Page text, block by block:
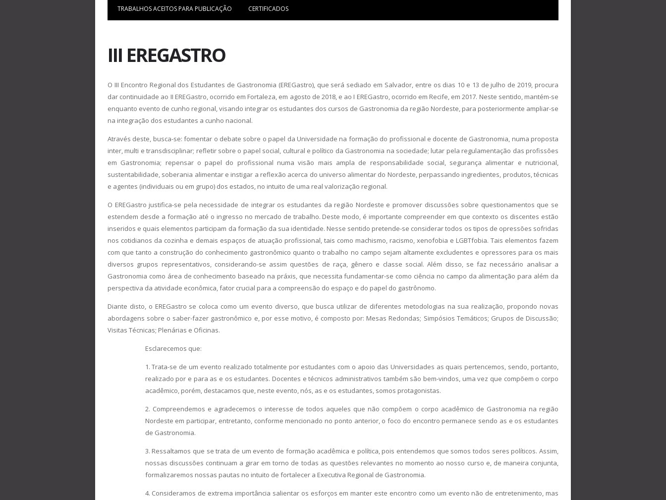
TRABALHOS ACEITOS PARA PUBLICAÇÃO CERTIFICADOS
III EREGASTRO
O III Encontro Regional dos Estudantes de Gastronomia (EREGastro), que será sediado em Salvador, entre os dias 10 e 13 de julho de 2019, procura
dar continuidade ao II EREGastro, ocorrido em Fortaleza, em agosto de 2018, e ao I EREGastro, ocorrido em Recife, em 2017. Neste sentido, mantém-se
enquanto evento de cunho regional, visando integrar os estudantes dos cursos de Gastronomia da região Nordeste, para posteriormente ampliar-se
na integração dos estudantes a cunho nacional.
Através deste, busca-se: fomentar o debate sobre o papel da Universidade na formação do profissional e docente de Gastronomia, numa proposta
inter, multi e transdisciplinar; refletir sobre o papel social, cultural e político da Gastronomia na sociedade; lutar pela regulamentação das profissões
em Gastronomia; repensar o papel do profissional numa visão mais ampla de responsabilidade social, segurança alimentar e nutricional,
sustentabilidade, soberania alimentar e instigar a reflexão acerca do universo alimentar do Nordeste, perpassando ingredientes, produtos, técnicas
e agentes (individuais ou em grupo) dos estados, no intuito de uma real valorização regional.
O EREGastro justifica-se pela necessidade de integrar os estudantes da região Nordeste e promover discussões sobre questionamentos que se
estendem desde a formação até o ingresso no mercado de trabalho. Deste modo, é importante compreender em que contexto os discentes estão
inseridos e quais elementos participam da formação da sua identidade. Nesse sentido pretende-se considerar todos os tipos de opressões sofridas
nos cotidianos da cozinha e demais espaços de atuação profissional, tais como machismo, racismo, xenofobia e LGBTfobia. Tais elementos fazem
com que tanto a construção do conhecimento gastronômico quanto o trabalho no campo sejam altamente excludentes e opressores para os mais
diversos grupos representativos, considerando-se assim questões de raça, gênero e classe social. Além disso, se faz necessário analisar a
Gastronomia como área de conhecimento baseado na práxis, que necessita fundamentar-se como ciência no campo da alimentação para além da
perspectiva da atividade econômica, fator crucial para a compreensão do espaço e do papel do gastrônomo.
Diante disto, o EREGastro se coloca como um evento diverso, que busca utilizar de diferentes metodologias na sua realização, propondo novas
abordagens sobre o saber-fazer gastronômico e, por esse motivo, é composto por: Mesas Redondas; Simpósios Temáticos; Grupos de Discussão;
Visitas Técnicas; Plenárias e Oficinas.
Esclarecemos que:
1. Trata-se de um evento realizado totalmente por estudantes com o apoio das Universidades as quais pertencemos, sendo, portanto,
realizado por e para as e os estudantes. Docentes e técnicos administrativos também são bem-vindos, uma vez que compõem o corpo
acadêmico, porém, destacamos que, neste evento, nós, as e os estudantes, somos protagonistas.
2. Compreendemos e agradecemos o interesse de todos aqueles que não compõem o corpo acadêmico de Gastronomia na região
Nordeste em participar, entretanto, conforme mencionado no ponto anterior, o foco do encontro permanece sendo as e os estudantes
de Gastronomia.
3. Ressaltamos que se trata de um evento de formação acadêmica e política, pois entendemos que somos todos seres políticos. Assim,
nossas discussões continuam a girar em torno de todas as questões relevantes no momento ao nosso curso e, de maneira conjunta,
formalizaremos nossas pautas no intuito de fortalecer a Executiva Regional de Gastronomia.
4. Consideramos de extrema importância salientar os esforços em manter este encontro como um evento não de entretenimento, mas